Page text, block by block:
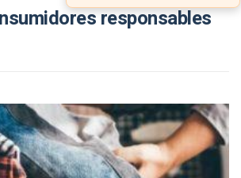
responsables